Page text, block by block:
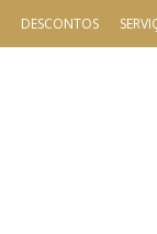
DESCONTOS